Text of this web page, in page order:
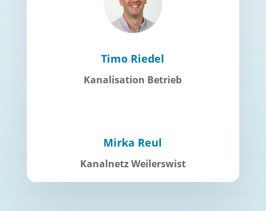
Timo Riedel
Kanalisation Betrieb
Mirka Reul
Kanalnetz Weilerswist